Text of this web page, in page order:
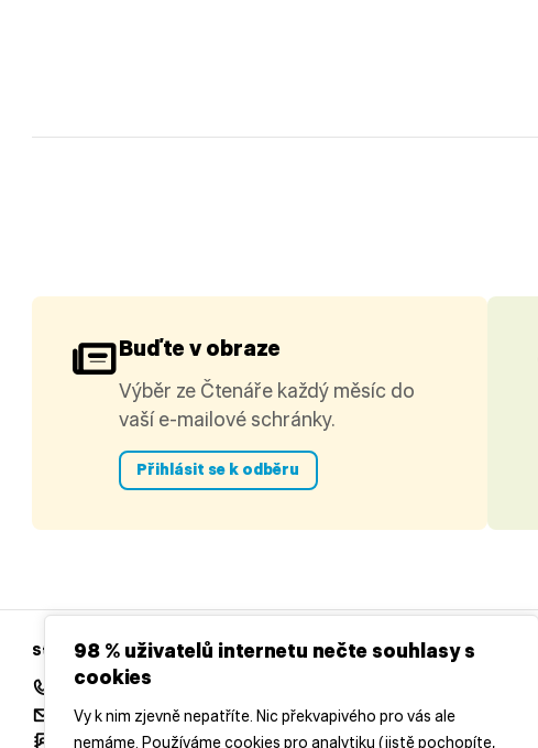
98 % uživatelů internetu nečte souhlasy s
cookies
Vy k nim zjevně nepatříte. Nic překvapivého pro vás ale
nemáme. Používáme cookies pro analytiku (jistě pochopíte,
Buďte v obraze
Výběr ze Čtenáře každý měsíc do
vaší e-mailové schránky.
Přihlásit se k odběru
Středočeská vědecká knihovna v Kladně
+420 312 813 154
redakce@casopisctenar.cz
Všechny kontakty